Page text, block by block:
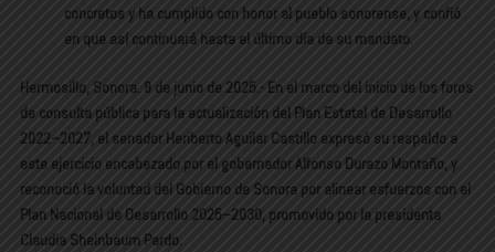
concretos y ha cumplido con honor al pueblo sonorense, y confió
en que así continuará hasta el último día de su mandato.
Hermosillo, Sonora. 9 de junio de 2025.- En el marco del inicio de los foros
de consulta pública para la actualización del Plan Estatal de Desarrollo
2022–2027, el senador Heriberto Aguilar Castillo expresó su respaldo a
este ejercicio encabezado por el gobernador Alfonso Durazo Montaño, y
reconoció la voluntad del Gobierno de Sonora por alinear esfuerzos con el
Plan Nacional de Desarrollo 2025–2030, promovido por la presidenta
Claudia Sheinbaum Pardo.